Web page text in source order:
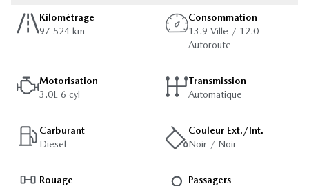
Kilométrage
97 524 km
Consommation
13.9 Ville / 12.0
Autoroute
Motorisation
3.0L 6 cyl
Transmission
Automatique
Carburant
Diesel
Couleur Ext./Int.
Noir / Noir
Rouage
Passagers